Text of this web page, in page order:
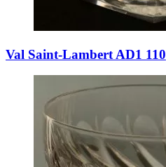
Val Saint-Lambert AD1 110